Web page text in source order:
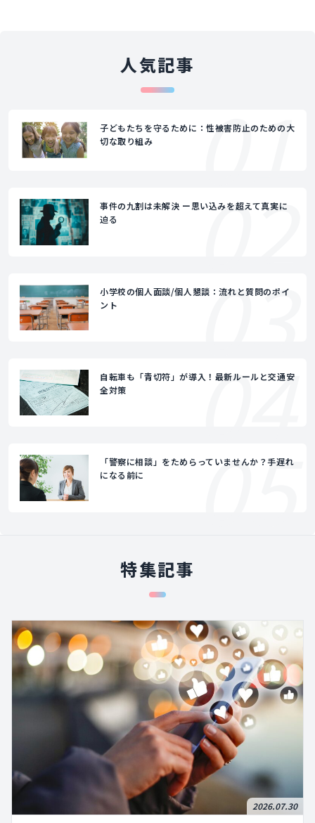
人気記事
子どもたちを守るために：性被害防止のための大
切な取り組み
01
事件の九割は未解決 ー思い込みを超えて真実に
迫る
02
小学校の個人面談/個人懇談：流れと質問のポイ
ント
03
自転車も「青切符」が導入！最新ルールと交通安
全対策
04
「警察に相談」をためらっていませんか？手遅れ
になる前に
05
特集記事
2026.07.30